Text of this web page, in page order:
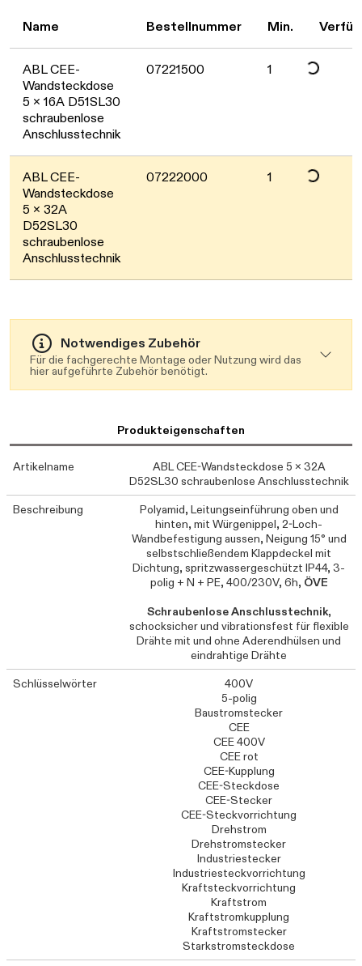
Name Bestellnummer Min.
ABL CEE-
Wandsteckdose
5 x 16A D51SL30
schraubenlose
Anschlusstechnik
07221500 1
ABL CEE-
Wandsteckdose
5 x 32A
D52SL30
schraubenlose
Anschlusstechnik
07222000 1 Daten
Notwendiges Zubehör
Für die fachgerechte Montage oder Nutzung wird das
hier aufgeführte Zubehör benötigt.
Produkteigenschaften
Artikelname
ABL CEE-Wandsteckdose 5 x 32A
D52SL30 schraubenlose Anschlusstechnik
Beschreibung
Polyamid, Leitungseinführung oben und
hinten, mit Würgenippel, 2-Loch-
Wandbefestigung aussen, Neigung 15° und
selbstschließendem Klappdeckel mit
Dichtung, spritzwassergeschützt IP44, 3-
polig + N + PE, 400/230V, 6h, ÖVE
Schraubenlose Anschlusstechnik,
schocksicher und vibrationsfest für flexible
Drähte mit und ohne Aderendhülsen und
eindrahtige Drähte
Schlüsselwörter
400V
5-polig
Baustromstecker
CEE
CEE 400V
CEE rot
CEE-Kupplung
CEE-Steckdose
CEE-Stecker
CEE-Steckvorrichtung
Drehstrom
Drehstromstecker
Industriestecker
Industriesteckvorrichtung
Kraftsteckvorrichtung
Kraftstrom
Kraftstromkupplung
Kraftstromstecker
Starkstromsteckdose